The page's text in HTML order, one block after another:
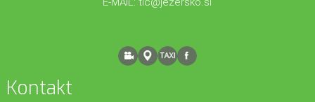
Kontakt